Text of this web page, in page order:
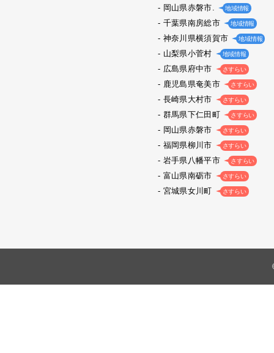
岡山県赤磐市. 地域情報
千葉県南房総市 地域情報
神奈川県横須賀市 地域情報
山梨県小菅村 地域情報
広島県府中市 さすらい
鹿児島県奄美市 さすらい
長崎県大村市 さすらい
群馬県下仁田町 さすらい
岡山県赤磐市 さすらい
福岡県柳川市 さすらい
岩手県八幡平市 さすらい
富山県南砺市 さすらい
宮城県女川町 さすらい